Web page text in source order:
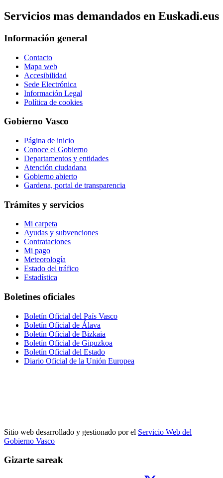
Servicios mas demandados en Euskadi.eus
Información general
Contacto
Mapa web
Accesibilidad
Sede Electrónica
Información Legal
Política de cookies
Gobierno Vasco
Página de inicio
Conoce el Gobierno
Departamentos y entidades
Atención ciudadana
Gobierno abierto
Gardena, portal de transparencia
Trámites y servicios
Mi carpeta
Ayudas y subvenciones
Contrataciones
Mi pago
Meteorología
Estado del tráfico
Estadística
Boletines oficiales
Boletín Oficial del País Vasco
Boletín Oficial de Álava
Boletín Oficial de Bizkaia
Boletín Oficial de Gipuzkoa
Boletín Oficial del Estado
Diario Oficial de la Unión Europea
Sitio web desarrollado y gestionado por el Servicio Web del
Gobierno Vasco
Gizarte sareak